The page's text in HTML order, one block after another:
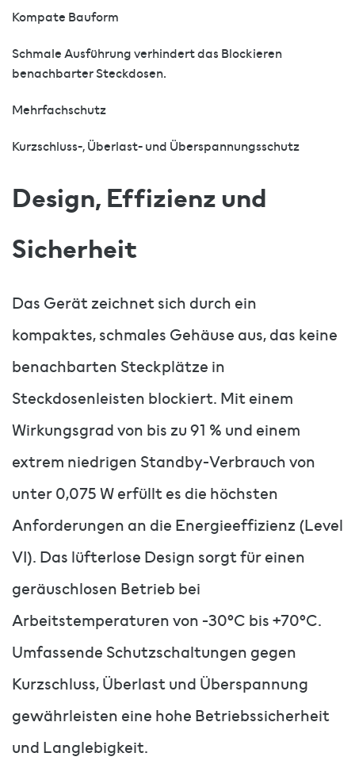
Kompate Bauform
Schmale Ausführung verhindert das Blockieren
benachbarter Steckdosen.
Mehrfachschutz
Kurzschluss-, Überlast- und Überspannungsschutz
Design, Effizienz und
Sicherheit
Das Gerät zeichnet sich durch ein
kompaktes, schmales Gehäuse aus, das keine
benachbarten Steckplätze in
Steckdosenleisten blockiert. Mit einem
Wirkungsgrad von bis zu 91 % und einem
extrem niedrigen Standby-Verbrauch von
unter 0,075 W erfüllt es die höchsten
Anforderungen an die Energieeffizienz (Level
VI). Das lüfterlose Design sorgt für einen
geräuschlosen Betrieb bei
Arbeitstemperaturen von -30°C bis +70°C.
Umfassende Schutzschaltungen gegen
Kurzschluss, Überlast und Überspannung
gewährleisten eine hohe Betriebssicherheit
und Langlebigkeit.